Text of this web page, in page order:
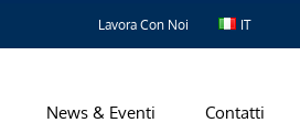
Lavora Con Noi IT
News & Eventi Contatti